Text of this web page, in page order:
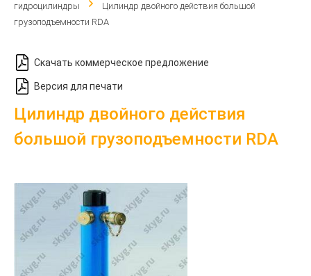
гидроцилиндры
Цилиндр двойного действия большой
грузоподъемности RDA
Скачать коммерческое предложение
Версия для печати
Цилиндр двойного действия
большой грузоподъемности RDA